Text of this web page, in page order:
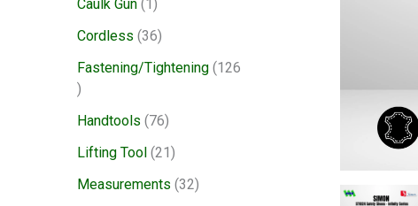
Caulk Gun 1
Cordless 36
Fastening/Tightening 126
Handtools 76
Lifting Tool 21
Measurements 32